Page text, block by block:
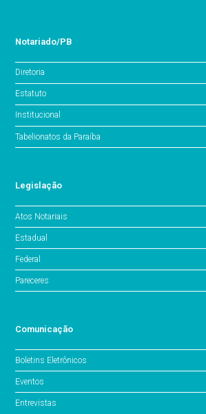
Notariado/PB
Diretoria
Estatuto
Institucional
Tabelionatos da Paraíba
Legislação
Atos Notariais
Estadual
Federal
Pareceres
Comunicação
Boletins Eletrônicos
Eventos
Entrevistas